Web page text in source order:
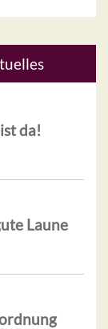
da!
Laune